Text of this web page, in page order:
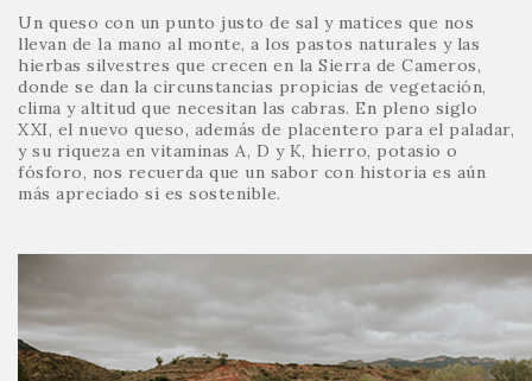
Un queso con un punto justo de sal y matices que nos
llevan de la mano al monte, a los pastos naturales y las
hierbas silvestres que crecen en la Sierra de Cameros,
donde se dan la circunstancias propicias de vegetación,
clima y altitud que necesitan las cabras. En pleno siglo
XXI, el nuevo queso, además de placentero para el paladar,
y su riqueza en vitaminas A, D y K, hierro, potasio o
fósforo, nos recuerda que un sabor con historia es aún
más apreciado si es sostenible.